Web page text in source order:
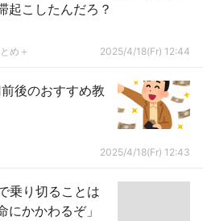
滞起こしたんだろ？
め＋ 2025/4/18(Fr) 12:44
後のおすすめ教
2025/4/18(Fr) 12:43
乗り切ることは
かかわるぞ」